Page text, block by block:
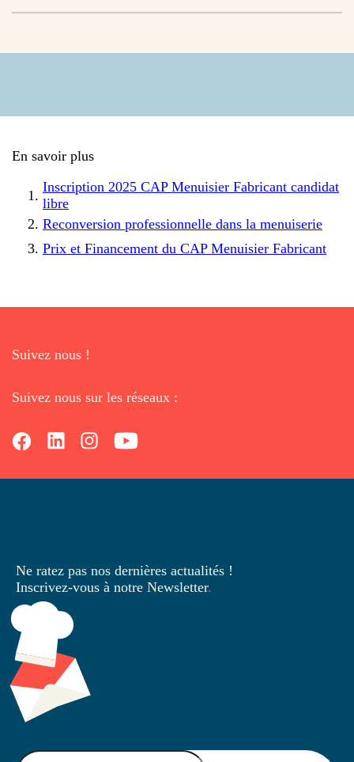
En savoir plus
Inscription 2025 CAP Menuisier Fabricant candidat
libre
Reconversion professionnelle dans la menuiserie
Prix et Financement du CAP Menuisier Fabricant
Suivez nous !
Suivez nous sur les réseaux :
Ne ratez pas nos dernières actualités !
Inscrivez-vous à notre Newsletter.